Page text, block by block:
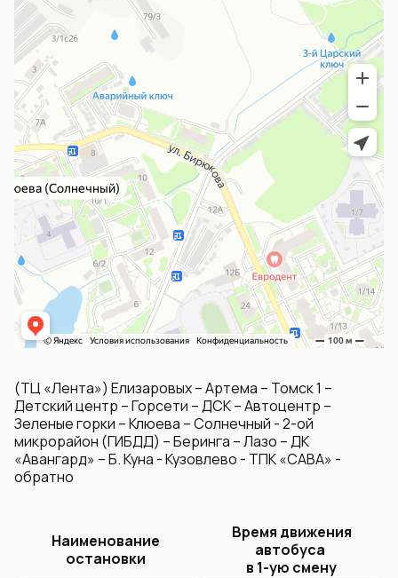
(ТЦ «Лента») Елизаровых – Артема – Томск 1 –
Детский центр – Горсети – ДСК – Автоцентр –
Зеленые горки – Клюева – Солнечный - 2-ой
микрорайон (ГИБДД) – Беринга – Лазо – ДК
«Авангард» – Б. Куна - Кузовлево - ТПК «САВА» -
обратно
Наименование
остановки
Время движения
автобуса
в 1-ую смену